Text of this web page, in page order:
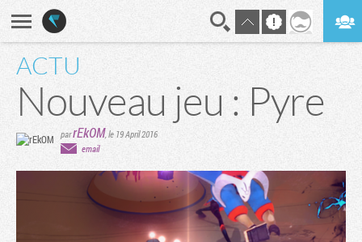
ACTU
Nouveau jeu : Pyre
parrEkOM,le 19 April 2016
email